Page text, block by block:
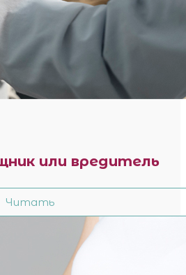
или вредитель
Читать